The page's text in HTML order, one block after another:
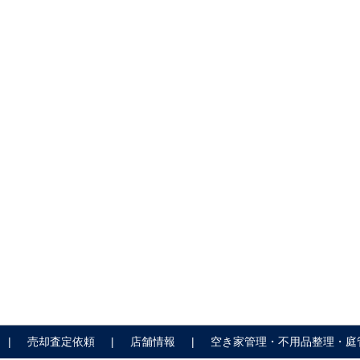
売却査定依頼 店舗情報 空き家管理・不用品整理・庭